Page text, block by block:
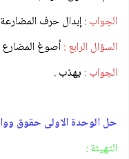
الجواب :إبدال حرف
السؤال الرابع :أصوغ المضارع
الجواب : يهذب .
حل الوحدة الاولى حقوق
التهيئة :